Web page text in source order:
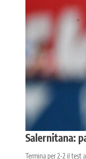
Salernitana:
Termina per 2-2 il test